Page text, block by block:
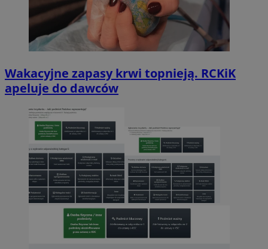
Wakacyjne zapasy krwi topnieją. RCKiK
apeluje do dawców